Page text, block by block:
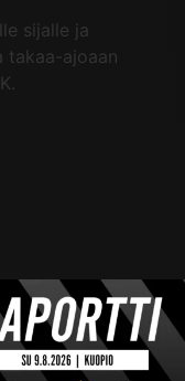
sijalle ja
takaa-ajoaan